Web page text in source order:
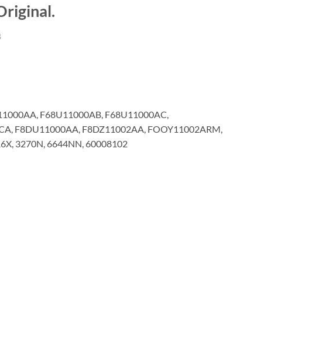
F68U11000AB, F68U11000AC,
F8DU11000AA, F8DZ11002AA, FOOY11002ARM,
3270N, 6644NN, 60008102